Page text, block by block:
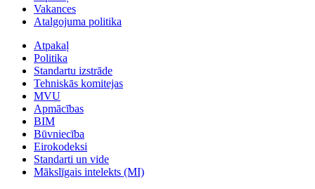
Vakances
Atalgojuma politika
Atpakaļ
Politika
Standartu izstrāde
Tehniskās komitejas
MVU
Apmācības
BIM
Būvniecība
Eirokodeksi
Standarti un vide
Mākslīgais intelekts (MI)